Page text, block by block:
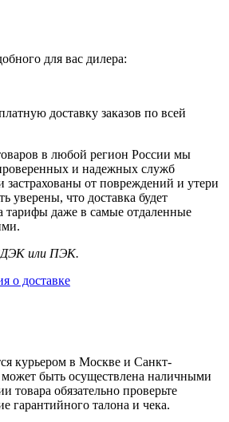
для вас дилера:
доставку заказов по всей
в любой регион России мы
и надежных служб
застрахованы от повреждений и утери
уверены, что доставка будет
тарифы даже в самые отдаленные
или ПЭК.
о доставке
курьером в Москве и Санкт-
может быть осуществлена наличными
товара обязательно проверьте
гарантийного талона и чека.